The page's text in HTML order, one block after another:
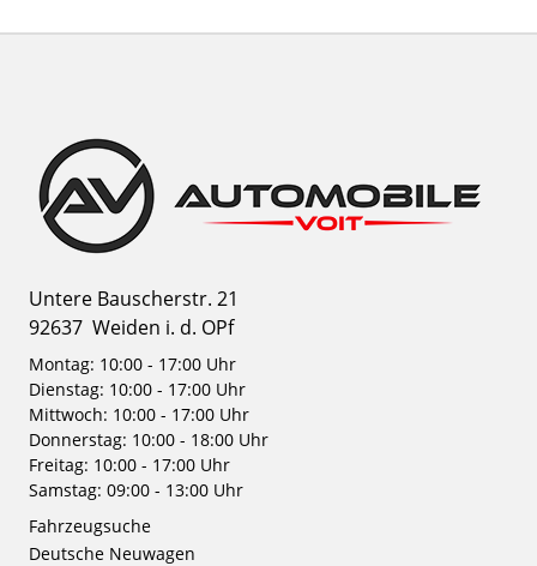
Untere Bauscherstr. 21
92637 Weiden i. d. OPf
Montag: 10:00 - 17:00 Uhr
Dienstag: 10:00 - 17:00 Uhr
Mittwoch: 10:00 - 17:00 Uhr
Donnerstag: 10:00 - 18:00 Uhr
Freitag: 10:00 - 17:00 Uhr
Samstag: 09:00 - 13:00 Uhr
Fahrzeugsuche
Deutsche Neuwagen